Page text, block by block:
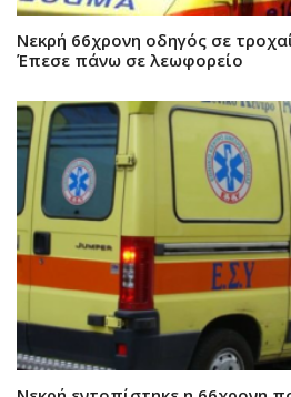
Νεκρή 66χρονη οδηγός σε
Έπεσε πάνω σε λεωφορείο